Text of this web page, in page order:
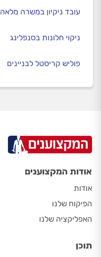
עובד ניקיון במשרה מלאה
ניקוי חלונות בסנפלינג
פוליש קריסטל לבניינים
אודות המקצוענים
אודות
הפיקוח שלנו
האפליקציה שלנו
תוכן